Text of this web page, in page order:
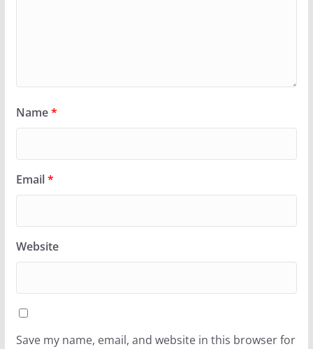
Name*
Email*
Website
Save my name, email, and website in this browser for